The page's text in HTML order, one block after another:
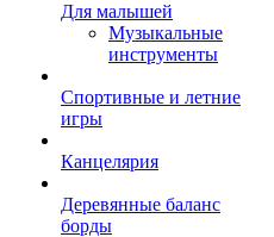
Для малышей
Музыкальные
инструменты
Спортивные и летние
игры
Канцелярия
Деревянные баланс
борды